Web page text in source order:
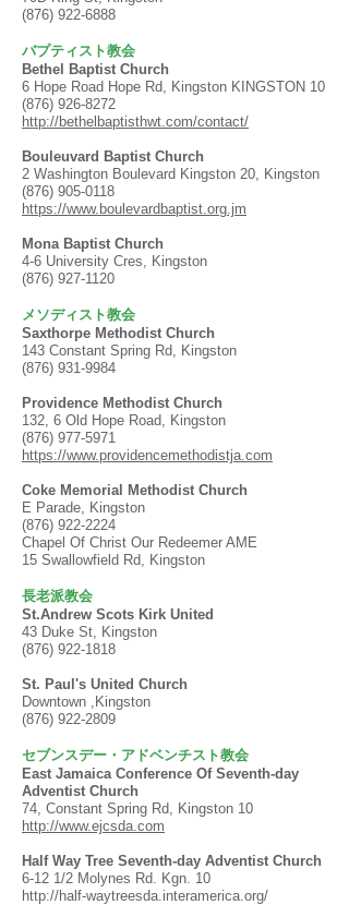
(876) 922-6888
バプティスト教会
Bethel Baptist Church
6 Hope Road Hope Rd, Kingston KINGSTON 10
(876) 926-8272
http://bethelbaptisthwt.com/contact/
Bouleuvard Baptist Church
2 Washington Boulevard Kingston 20, Kingston
(876) 905-0118
https://www.boulevardbaptist.org.jm
Mona Baptist Church
4-6 University Cres, Kingston
(876) 927-1120
メソディスト教会
Saxthorpe Methodist Church
143 Constant Spring Rd, Kingston
(876) 931-9984
Providence Methodist Church
132, 6 Old Hope Road, Kingston
(876) 977-5971
https://www.providencemethodistja.com
Coke Memorial Methodist Church
E Parade, Kingston
(876) 922-2224
Chapel Of Christ Our Redeemer AME
15 Swallowfield Rd, Kingston
長老派教会
St.Andrew Scots Kirk United
43 Duke St, Kingston
(876) 922-1818
St. Paul's United Church
Downtown ,Kingston
(876) 922-2809
セブンスデー・アドベンチスト教会
East Jamaica Conference Of Seventh-day
Adventist Church
74, Constant Spring Rd, Kingston 10
http://www.ejcsda.com
Half Way Tree Seventh-day Adventist Church
6-12 1/2 Molynes Rd. Kgn. 10
http://half-waytreesda.interamerica.org/